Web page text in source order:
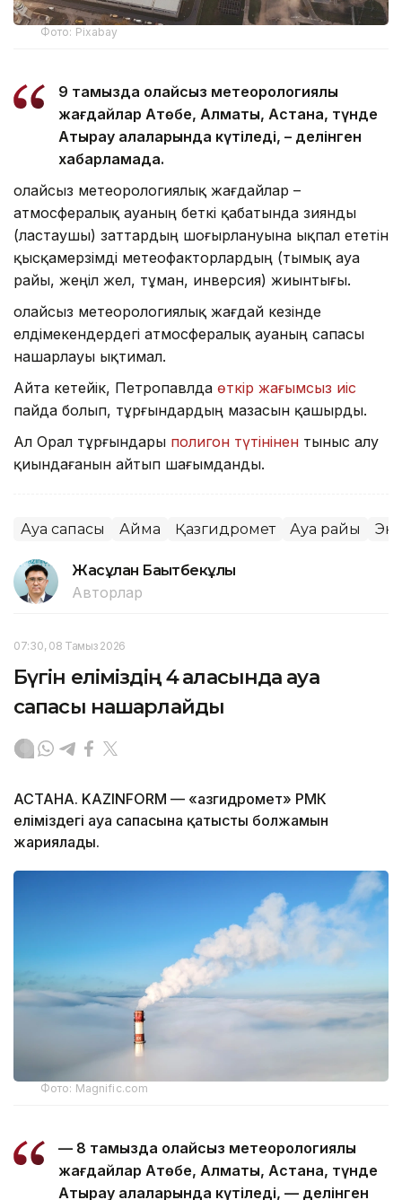
Фото: Pixabay
9 тамызда қолайсыз метеорологиялық
жағдайлар Ақтөбе, Алматы, Астана, түнде
Атырау қалаларында күтіледі, – делінген
хабарламада.
Қолайсыз метеорологиялық жағдайлар –
атмосфералық ауаның беткі қабатында зиянды
(ластаушы) заттардың шоғырлануына ықпал ететін
қысқамерзімді метеофакторлардың (тымық ауа
райы, жеңіл жел, тұман, инверсия) жиынтығы.
Қолайсыз метеорологиялық жағдай кезінде
елдімекендердегі атмосфералық ауаның сапасы
нашарлауы ықтимал.
Айта кетейік, Петропавлда өткір жағымсыз иіс
пайда болып, тұрғындардың мазасын қашырды.
Ал Орал тұрғындары полигон түтінінен тыныс алу
қиындағанын айтып шағымданды.
Ауа сапасы Аймақ Қазгидромет Ауа райы
Жасұлан Бақытбекұлы
Авторлар
07:30, 08 Тамыз 2026
Бүгін еліміздің 4 қаласында ауа
сапасы нашарлайды
АСТАНА. KAZINFORM — «Қазгидромет» РМК
еліміздегі ауа сапасына қатысты болжамын
жариялады.
Фото: Magnific.com
— 8 тамызда қолайсыз метеорологиялық
жағдайлар Ақтөбе, Алматы, Астана, түнде
Атырау қалаларында күтіледі, — делінген